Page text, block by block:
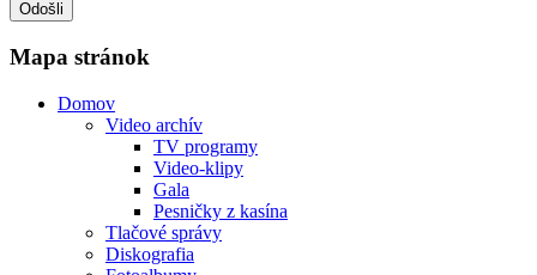
Mapa stránok
Domov
Video archív
TV programy
Video-klipy
Gala
Pesničky z kasína
Tlačové správy
Diskografia